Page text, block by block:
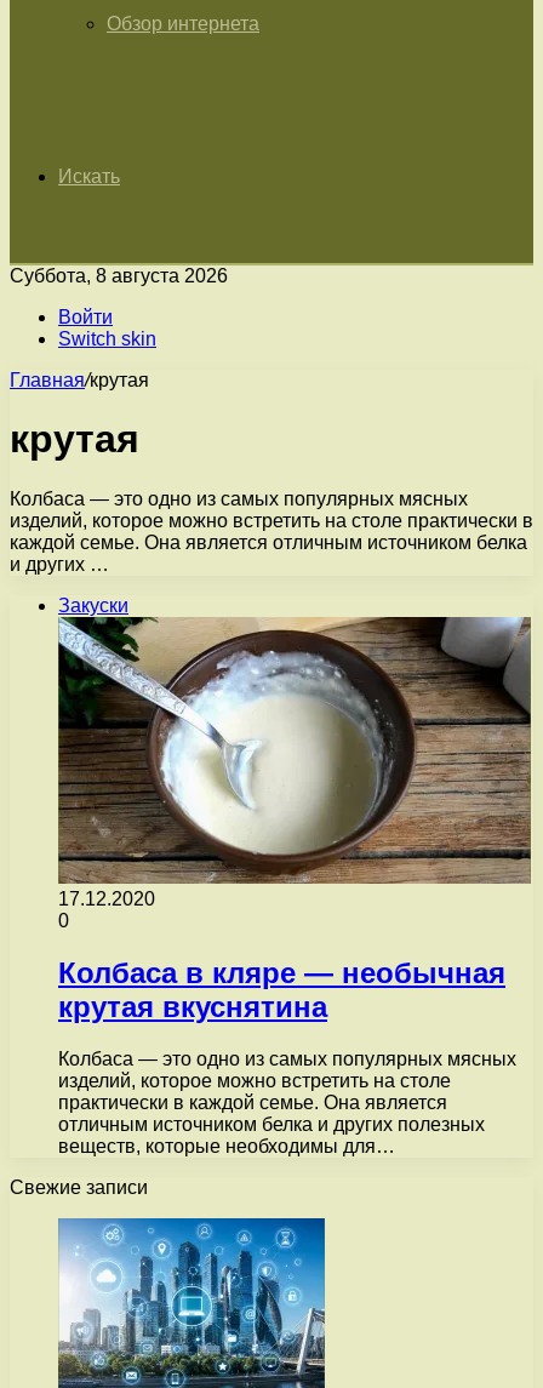
Обзор интернета
Искать
Суббота, 8 августа 2026
Войти
Switch skin
Главная/крутая
крутая
Колбаса — это одно из самых популярных мясных
изделий, которое можно встретить на столе практически в
каждой семье. Она является отличным источником белка
и других …
Закуски
17.12.2020
0
Колбаса в кляре — необычная
крутая вкуснятина
Колбаса — это одно из самых популярных мясных
изделий, которое можно встретить на столе
практически в каждой семье. Она является
отличным источником белка и других полезных
веществ, которые необходимы для…
Свежие записи